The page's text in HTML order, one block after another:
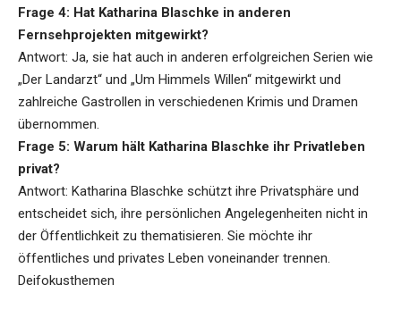
Frage 4: Hat Katharina Blaschke in anderen
Fernsehprojekten mitgewirkt?
Antwort: Ja, sie hat auch in anderen erfolgreichen Serien wie
„Der Landarzt“ und „Um Himmels Willen“ mitgewirkt und
zahlreiche Gastrollen in verschiedenen Krimis und Dramen
übernommen.
Frage 5: Warum hält Katharina Blaschke ihr Privatleben
privat?
Antwort: Katharina Blaschke schützt ihre Privatsphäre und
entscheidet sich, ihre persönlichen Angelegenheiten nicht in
der Öffentlichkeit zu thematisieren. Sie möchte ihr
öffentliches und privates Leben voneinander trennen.
Deifokusthemen